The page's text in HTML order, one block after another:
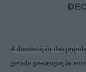
A diminuição das
gerado preocupação